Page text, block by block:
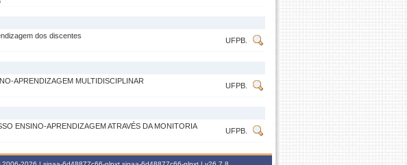
dos discentes
UFPB.
APRENDIZAGEM MULTIDISCIPLINAR
UFPB.
ENSINO-APRENDIZAGEM ATRAVÉS DA MONITORIA
UFPB.